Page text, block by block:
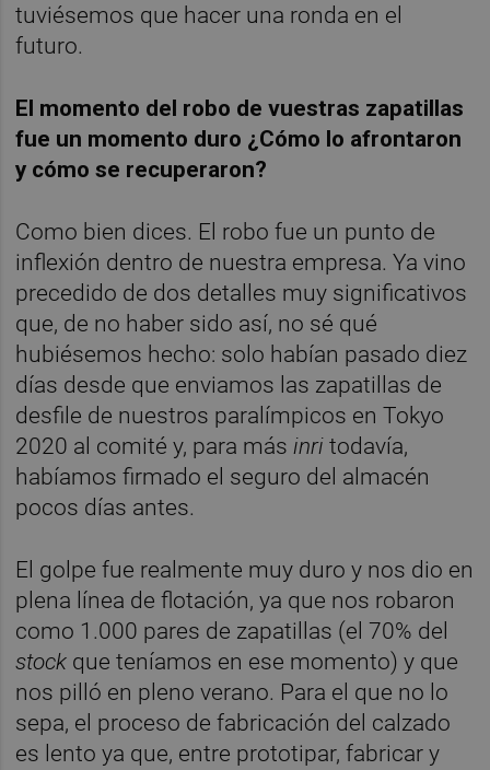
tuviésemos que hacer una ronda en el
futuro.
El momento del robo de vuestras zapatillas
fue un momento duro ¿Cómo lo afrontaron
y cómo se recuperaron?
Como bien dices. El robo fue un punto de
inflexión dentro de nuestra empresa. Ya vino
precedido de dos detalles muy significativos
que, de no haber sido así, no sé qué
hubiésemos hecho: solo habían pasado diez
días desde que enviamos las zapatillas de
desfile de nuestros paralímpicos en Tokyo
2020 al comité y, para másinri todavía,
habíamos firmado el seguro del almacén
pocos días antes.
El golpe fue realmente muy duro y nos dio en
plena línea de flotación, ya que nos robaron
como 1.000 pares de zapatillas (el 70% del
stock que teníamos en ese momento) y que
nos pilló en pleno verano. Para el que no lo
sepa, el proceso de fabricación del calzado
es lento ya que, entre prototipar, fabricar y